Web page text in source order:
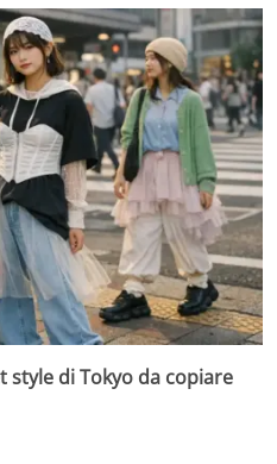
di Tokyo da copiare